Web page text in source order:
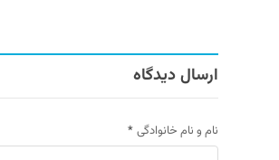
ارسال دیدگاه
نام و نام خانوادگی *